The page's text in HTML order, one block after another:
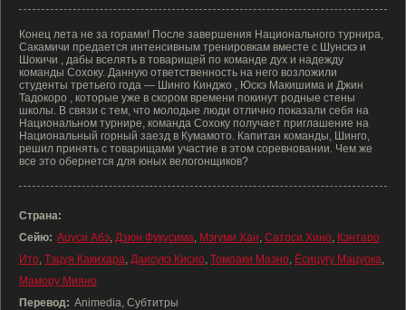
Конец лета не за горами! После завершения Национального турнира,
Сакамичи предается интенсивным тренировкам вместе с Шунскэ и
Шокичи , дабы вселять в товарищей по команде дух и надежду
команды Сохоку. Данную ответственность на него возложили
студенты третьего года — Шинго Кинджо , Юскэ Макишима и Джин
Тадокоро , которые уже в скором времени покинут родные стены
школы. В связи с тем, что молодые люди отлично показали себя на
Национальном турнире, команда Сохоку получает приглашение на
Национальный горный заезд в Кумамото. Капитан команды, Шинго,
решил принять с товарищами участие в этом соревновании. Чем же
все это обернется для юных велогонщиков?
Страна:
Сейю: Ацуси Абэ, Дзюн Фукусима, Мэгуми Хан, Сатоси Хино, Кэнтаро
Ито, Тэцуя Какихара, Даисукэ Кисио, Томоаки Маэно, Ёсицугу Мацуока,
Мамору Мияно
Перевод: Animedia, Субтитры